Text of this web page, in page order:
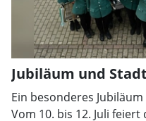
Jubiläum und
Ein besonderes
Vom 10. bis 12. Juli